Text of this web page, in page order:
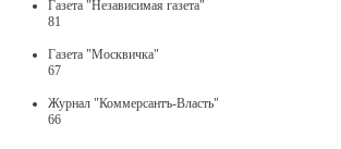
Газета "Независимая газета"
81
Газета "Москвичка"
67
Журнал "Коммерсантъ-Власть"
66